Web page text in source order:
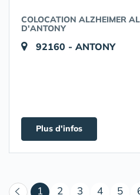
COLOCATION ALZHEIMER
D'ANTONY
92160 - ANTONY
Plus d'infos
1 (courant)
2 3 4 5